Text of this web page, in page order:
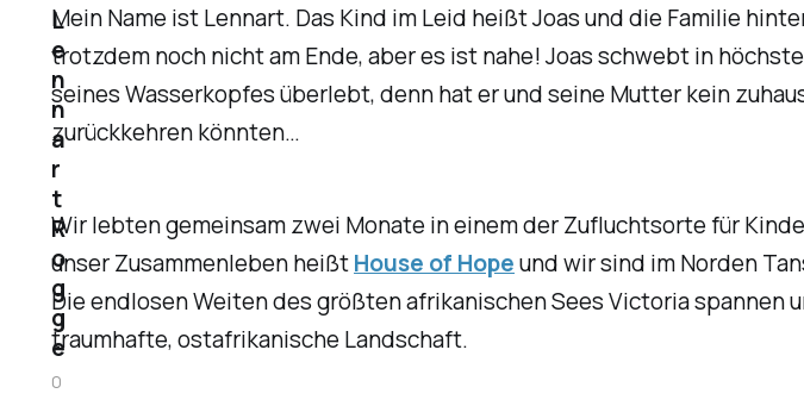
Mein Name ist Lennart. Das Kind im Leid heißt Joas und die Familie
trotzdem noch nicht am Ende, aber es ist nahe! Joas schwebt in
seines Wasserkopfes überlebt, denn hat er und seine Mutter kein
zurückkehren könnten…
Wir lebten gemeinsam zwei Monate in einem der Zufluchtsorte für
unser Zusammenleben heißtHouse of Hopeund wir sind im Norden
Die endlosen Weiten des größten afrikanischen Sees Victoria spannen
traumhafte, ostafrikanische Landschaft.
L
e
n
n
a
r
t
R
o
g
g
e
0